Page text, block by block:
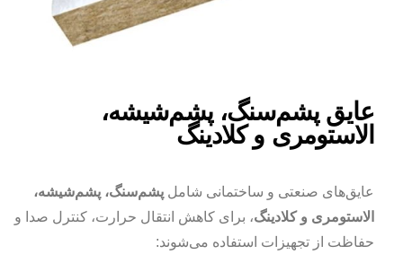
عایق پشم‌سنگ، پشم‌شیشه،
الاستومری و کلادینگ
عایق‌های صنعتی و ساختمانی شامل پشم‌سنگ، پشم‌شیشه،
الاستومری و کلادینگ، برای کاهش انتقال حرارت، کنترل صدا و
حفاظت از تجهیزات استفاده می‌شوند: